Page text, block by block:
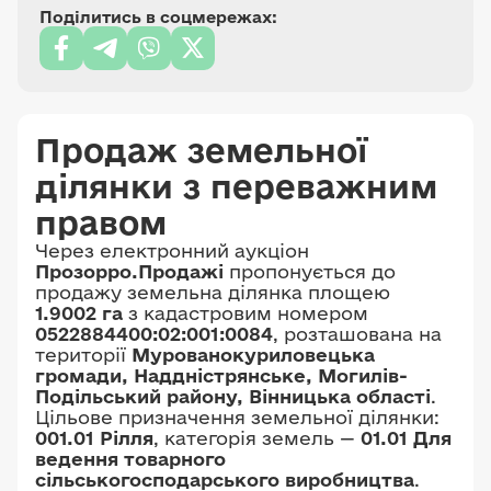
Поділитись в соцмережах:
Продаж земельної
ділянки з переважним
правом
Через електронний аукціон
Прозорро.Продажі пропонується до
продажу земельна ділянка площею
1.9002 га з кадастровим номером
0522884400:02:001:0084, розташована на
території Мурованокуриловецька
громади, Наддністрянське, Могилів-
Подільський району, Вінницька області.
Цільове призначення земельної ділянки:
001.01 Рілля, категорія земель — 01.01 Для
ведення товарного
сільськогосподарського виробництва.